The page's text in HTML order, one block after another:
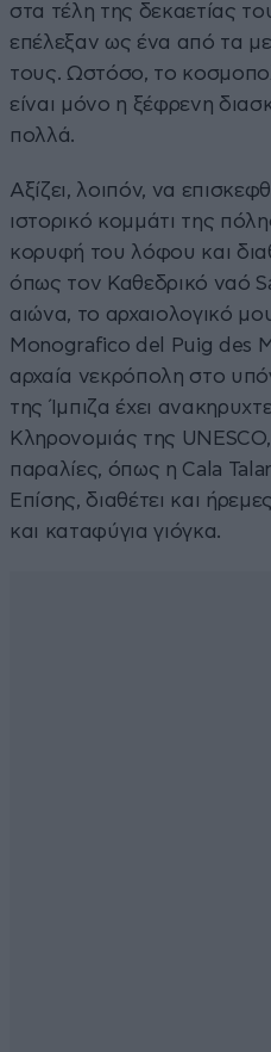
στα τέλη της δεκαετίας
επέλεξαν ως ένα από τα
τους. Ωστόσο, το
είναι μόνο η ξέφρενη
πολλά.
Αξίζει, λοιπόν, να
ιστορικό κομμάτι της
κορυφή του λόφου και
όπως τον Καθεδρικό ναό
αιώνα, το αρχαιολογικό
Monografico del Puig des
αρχαία νεκρόπολη στο
της Ίμπιζα έχει
Κληρονομιάς της
παραλίες, όπως η Cala
Επίσης, διαθέτει και
και καταφύγια γιόγκα.